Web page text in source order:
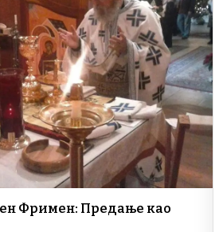
Фримен: Предање као